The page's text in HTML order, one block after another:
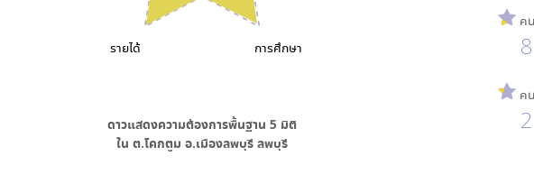
การศึกษา
รายได้
ดาวแสดงความต้องการพื้นฐาน 5 มิติ
ใน ต.โคกตูม อ.เมืองลพบุรี ลพบุรี
คน
8
คน
2